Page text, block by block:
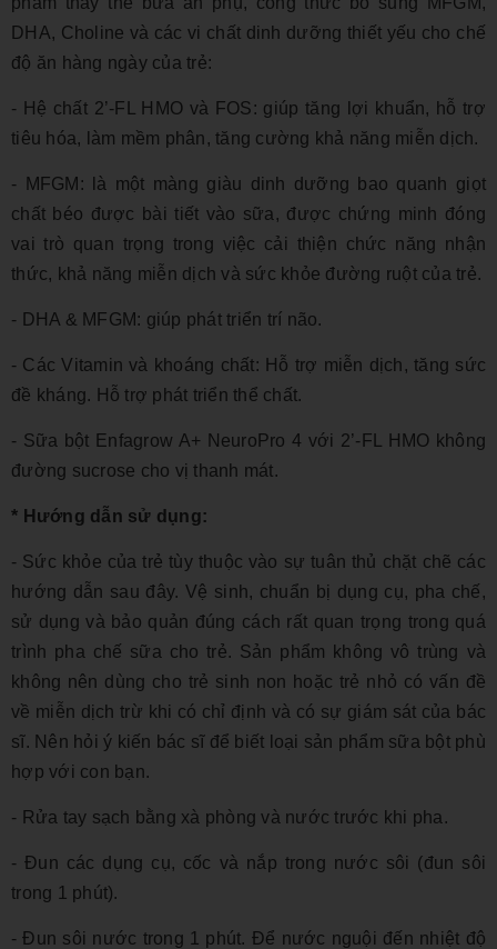
DHA, Choline và các vi chất dinh dưỡng thiết yếu cho chế
độ ăn hàng ngày của trẻ:
- Hệ chất 2’-FL HMO và FOS: giúp tăng lợi khuẩn, hỗ trợ
tiêu hóa, làm mềm phân, tăng cường khả năng miễn dịch.
- MFGM: là một màng giàu dinh dưỡng bao quanh giọt
chất béo được bài tiết vào sữa, được chứng minh đóng
vai trò quan trọng trong việc cải thiện chức năng nhận
thức, khả năng miễn dịch và sức khỏe đường ruột của trẻ.
- DHA & MFGM: giúp phát triển trí não.
- Các Vitamin và khoáng chất: Hỗ trợ miễn dịch, tăng sức
đề kháng. Hỗ trợ phát triển thể chất.
- Sữa bột Enfagrow A+ NeuroPro 4 với 2’-FL HMO không
đường sucrose cho vị thanh mát.
* Hướng dẫn sử dụng:
- Sức khỏe của trẻ tùy thuộc vào sự tuân thủ chặt chẽ các
hướng dẫn sau đây. Vệ sinh, chuẩn bị dụng cụ, pha chế,
sử dụng và bảo quản đúng cách rất quan trọng trong quá
trình pha chế sữa cho trẻ. Sản phẩm không vô trùng và
không nên dùng cho trẻ sinh non hoặc trẻ nhỏ có vấn đề
về miễn dịch trừ khi có chỉ định và có sự giám sát của bác
sĩ. Nên hỏi ý kiến bác sĩ để biết loại sản phẩm sữa bột phù
hợp với con bạn.
- Rửa tay sạch bằng xà phòng và nước trước khi pha.
- Đun các dụng cụ, cốc và nắp trong nước sôi (đun sôi
trong 1 phút).
- Đun sôi nước trong 1 phút. Để nước nguội đến nhiệt độ